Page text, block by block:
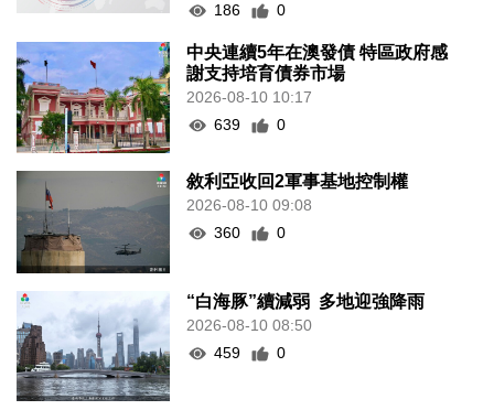
186
0
中央連續5年在澳發債 特區政府感
謝支持培育債券市場
2026-08-10 10:17
639
0
敘利亞收回2軍事基地控制權
2026-08-10 09:08
360
0
“白海豚”續減弱 多地迎強降雨
2026-08-10 08:50
459
0